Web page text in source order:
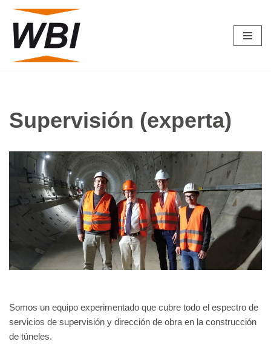
Saltar
al
contenido
Supervisión (experta)
Somos un equipo experimentado que cubre todo el espectro de
servicios de supervisión y dirección de obra en la construcción
de túneles.